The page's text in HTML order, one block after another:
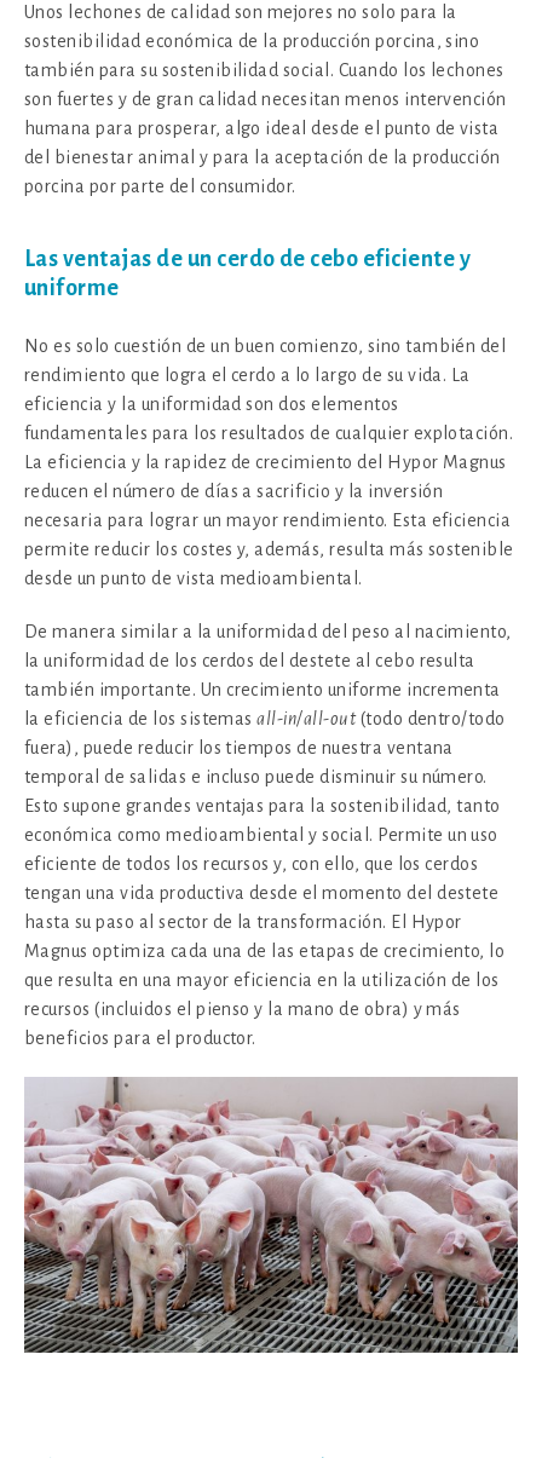
Unos lechones de calidad son mejores no solo para la
sostenibilidad económica de la producción porcina, sino
también para su sostenibilidad social. Cuando los lechones
son fuertes y de gran calidad necesitan menos intervención
humana para prosperar, algo ideal desde el punto de vista
del bienestar animal y para la aceptación de la producción
porcina por parte del consumidor.
Las ventajas de un cerdo de cebo eficiente y
uniforme
No es solo cuestión de un buen comienzo, sino también del
rendimiento que logra el cerdo a lo largo de su vida. La
eficiencia y la uniformidad son dos elementos
fundamentales para los resultados de cualquier explotación.
La eficiencia y la rapidez de crecimiento del Hypor Magnus
reducen el número de días a sacrificio y la inversión
necesaria para lograr un mayor rendimiento. Esta eficiencia
permite reducir los costes y, además, resulta más sostenible
desde un punto de vista medioambiental.
De manera similar a la uniformidad del peso al nacimiento,
la uniformidad de los cerdos del destete al cebo resulta
también importante. Un crecimiento uniforme incrementa
la eficiencia de los sistemasall-in/all-out(todo dentro/todo
fuera), puede reducir los tiempos de nuestra ventana
temporal de salidas e incluso puede disminuir su número.
Esto supone grandes ventajas para la sostenibilidad, tanto
económica como medioambiental y social. Permite un uso
eficiente de todos los recursos y, con ello, que los cerdos
tengan una vida productiva desde el momento del destete
hasta su paso al sector de la transformación. El Hypor
Magnus optimiza cada una de las etapas de crecimiento, lo
que resulta en una mayor eficiencia en la utilización de los
recursos (incluidos el pienso y la mano de obra) y más
beneficios para el productor.